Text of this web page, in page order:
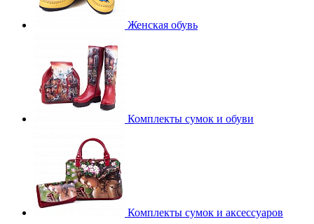
Женская обувь
Комплекты сумок и обуви
Комплекты сумок и аксессуаров